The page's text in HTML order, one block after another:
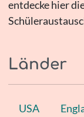
entdecke hier
Länder
USA